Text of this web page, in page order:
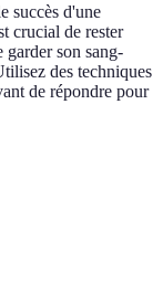
succès d'une
crucial de rester
garder son sang-
des techniques
de répondre pour